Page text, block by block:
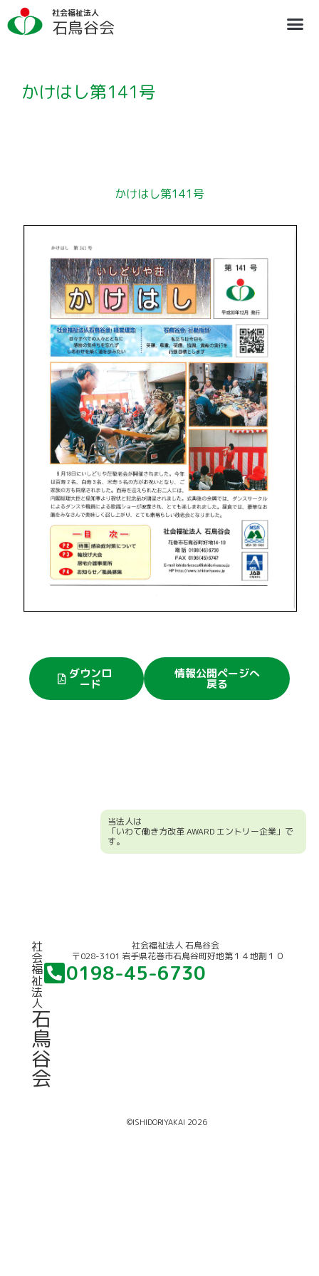
容
を
社会福祉法人
石鳥谷会
かけはし第141号
かけはし第141号
ダウンロ
ード
情報公開ページへ
戻る
当法人は
「いわて働き方改革 AWARD エントリー企業」で
す。
社
会
福
祉
法
人
石
鳥
谷
会
社会福祉法人 石鳥谷会
〒028-3101 岩手県花巻市石鳥谷町好地第１４地割１０
0198-45-6730
©ISHIDORIYAKAI 2026